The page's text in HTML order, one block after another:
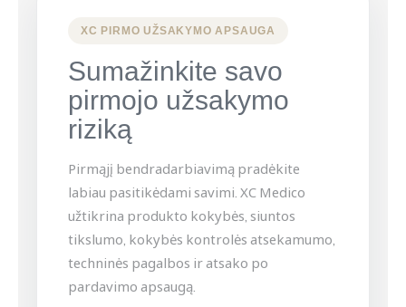
XC PIRMO UŽSAKYMO APSAUGA
Sumažinkite savo
pirmojo užsakymo
riziką
Pirmąjį bendradarbiavimą pradėkite
labiau pasitikėdami savimi. XC Medico
užtikrina produkto kokybės, siuntos
tikslumo, kokybės kontrolės atsekamumo,
techninės pagalbos ir atsako po
pardavimo apsaugą.